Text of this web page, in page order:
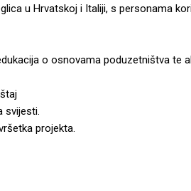
u Hrvatskoj i Italiji, s personama
o osnovama poduzetništva te
svijesti.
projekta.